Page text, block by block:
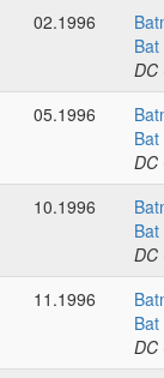
02.1996
DC
05.1996
DC
10.1996
DC
11.1996
DC